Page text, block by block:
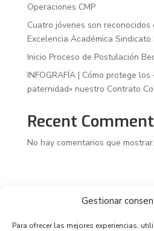
Gestionar
Para ofrecer las mejores experiencias,
Operaciones CMP
Cuatro jóvenes son reconocidos
Excelencia Académica Sindicato
Inicio Proceso de Postulación
INFOGRAFÍA | Cómo protege los
paternidad» nuestro Contrato
Recent
No hay comentarios que mostrar.